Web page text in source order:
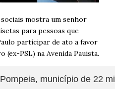
mostra um senhor
para pessoas que
participar de ato a favor
PSL) na Avenida Pauista.
município de 22